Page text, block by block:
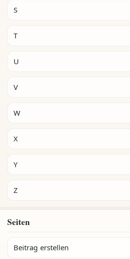
S
T
U
V
W
X
Y
Z
Seiten
Beitrag erstellen